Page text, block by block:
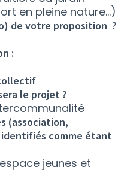
en pleine nature...)
de votre proposition ?
:
le projet ?
(association,
identifiés comme étant
jeunes et